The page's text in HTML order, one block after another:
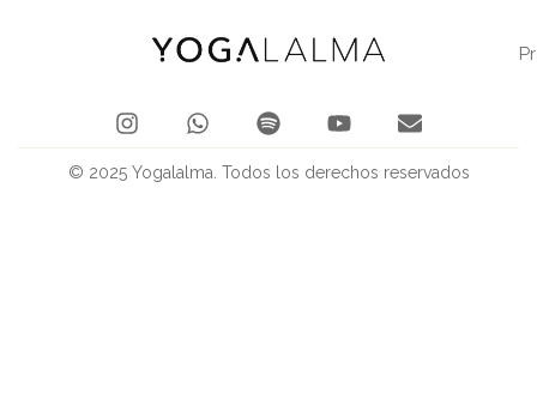
© 2025 Yogalalma. Todos los derechos reservados